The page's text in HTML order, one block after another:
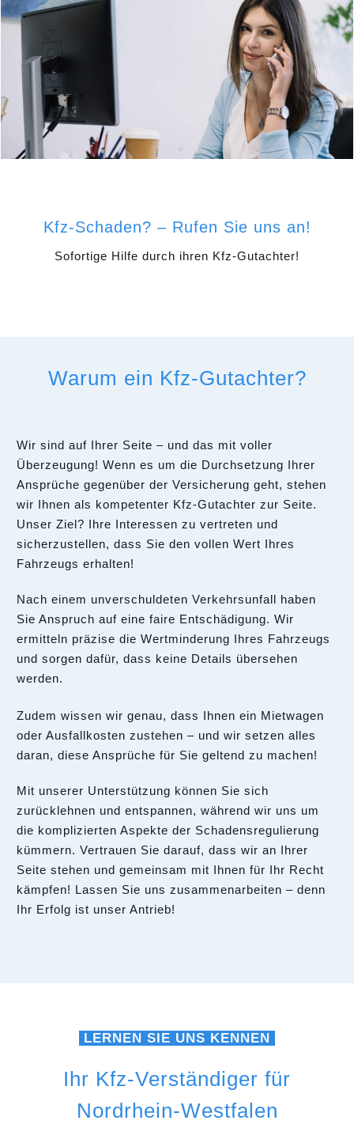
Kfz-Schaden? – Rufen Sie uns an!
Sofortige Hilfe durch ihren Kfz-Gutachter!
Warum ein Kfz-Gutachter?
Wir sind auf Ihrer Seite – und das mit voller
Überzeugung! Wenn es um die Durchsetzung Ihrer
Ansprüche gegenüber der Versicherung geht, stehen
wir Ihnen als kompetenter Kfz-Gutachter zur Seite.
Unser Ziel? Ihre Interessen zu vertreten und
sicherzustellen, dass Sie den vollen Wert Ihres
Fahrzeugs erhalten!
Nach einem unverschuldeten Verkehrsunfall haben
Sie Anspruch auf eine faire Entschädigung. Wir
ermitteln präzise die Wertminderung Ihres Fahrzeugs
und sorgen dafür, dass keine Details übersehen
werden.
Zudem wissen wir genau, dass Ihnen ein Mietwagen
oder Ausfallkosten zustehen – und wir setzen alles
daran, diese Ansprüche für Sie geltend zu machen!
Mit unserer Unterstützung können Sie sich
zurücklehnen und entspannen, während wir uns um
die komplizierten Aspekte der Schadensregulierung
kümmern. Vertrauen Sie darauf, dass wir an Ihrer
Seite stehen und gemeinsam mit Ihnen für Ihr Recht
kämpfen! Lassen Sie uns zusammenarbeiten – denn
Ihr Erfolg ist unser Antrieb!
LERNEN SIE UNS KENNEN
Ihr Kfz-Verständiger für
Nordrhein-Westfalen